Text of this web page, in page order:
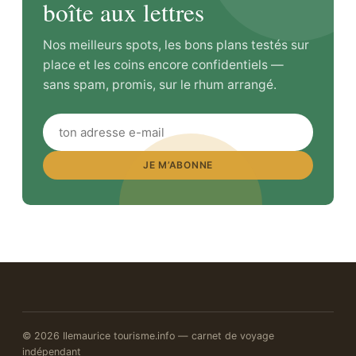
boîte aux lettres
Nos meilleurs spots, les bons plans testés sur
place et les coins encore confidentiels —
sans spam, promis, sur le rhum arrangé.
JE M’ABONNE
© 2026 Ilemaurice tourisme.info — carnet de voyage
indépendant